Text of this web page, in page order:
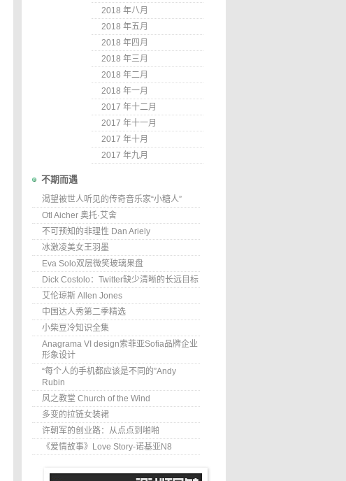
2018 年八月
2018 年五月
2018 年四月
2018 年三月
2018 年二月
2018 年一月
2017 年十二月
2017 年十一月
2017 年十月
2017 年九月
不期而遇
渴望被世人听见的传奇音乐家“小糖人”
Otl Aicher 奥托·艾舍
不可预知的非理性 Dan Ariely
冰激凌美女王羽墨
Eva Solo双层微笑玻璃果盘
Dick Costolo：Twitter缺少清晰的长远目标
艾伦琼斯 Allen Jones
中国达人秀第二季精选
小柴豆冷知识全集
Anagrama VI design索菲亚Sofia品牌企业
形象设计
“每个人的手机都应该是不同的”Andy
Rubin
风之教堂 Church of the Wind
多变的拉链女装裙
许朝军的创业路：从点点到啪啪
《爱情故事》Love Story-诺基亚N8